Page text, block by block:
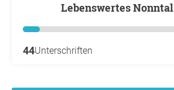
Lebenswertes Nonntal
44Unterschriften